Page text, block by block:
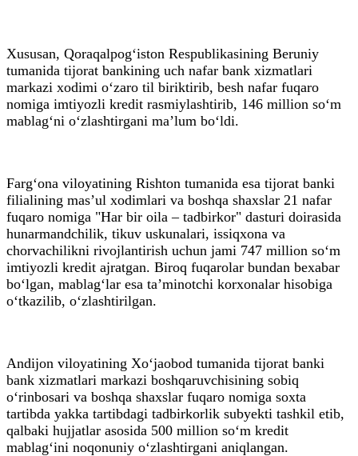
Xususan, Qoraqalpog‘iston Respublikasining Beruniy
tumanida tijorat bankining uch nafar bank xizmatlari
markazi xodimi o‘zaro til biriktirib, besh nafar fuqaro
nomiga imtiyozli kredit rasmiylashtirib, 146 million so‘m
mablag‘ni o‘zlashtirgani ma’lum bo‘ldi.
Farg‘ona viloyatining Rishton tumanida esa tijorat banki
filialining mas’ul xodimlari va boshqa shaxslar 21 nafar
fuqaro nomiga "Har bir oila – tadbirkor" dasturi doirasida
hunarmandchilik, tikuv uskunalari, issiqxona va
chorvachilikni rivojlantirish uchun jami 747 million so‘m
imtiyozli kredit ajratgan. Biroq fuqarolar bundan bexabar
bo‘lgan, mablag‘lar esa ta’minotchi korxonalar hisobiga
o‘tkazilib, o‘zlashtirilgan.
Andijon viloyatining Xo‘jaobod tumanida tijorat banki
bank xizmatlari markazi boshqaruvchisining sobiq
o‘rinbosari va boshqa shaxslar fuqaro nomiga soxta
tartibda yakka tartibdagi tadbirkorlik subyekti tashkil etib,
qalbaki hujjatlar asosida 500 million so‘m kredit
mablag‘ini noqonuniy o‘zlashtirgani aniqlangan.